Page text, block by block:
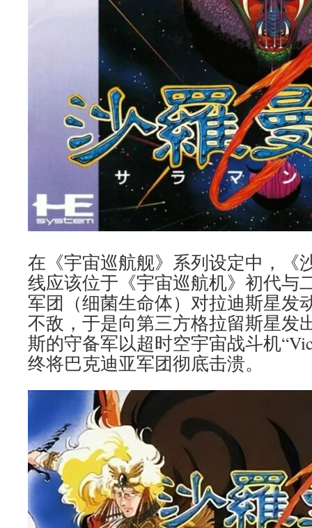
在《宇宙巡航舰》系列设定中，《
线应该位于《宇宙巡航机》初代与
军团（细菌生命体）对拉迪斯星发
不敌，于是向第三方格拉留斯星发
斯的守备军以超时空宇宙战斗机
终将巴克迪亚军团彻底击溃。